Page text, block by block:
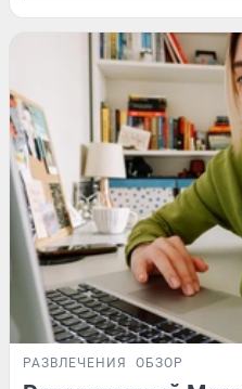
РАЗВЛЕЧЕНИЯ ОБЗОР